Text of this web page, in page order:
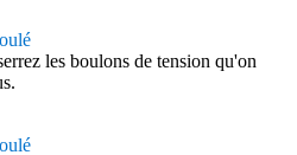
les boulons de tension qu'on